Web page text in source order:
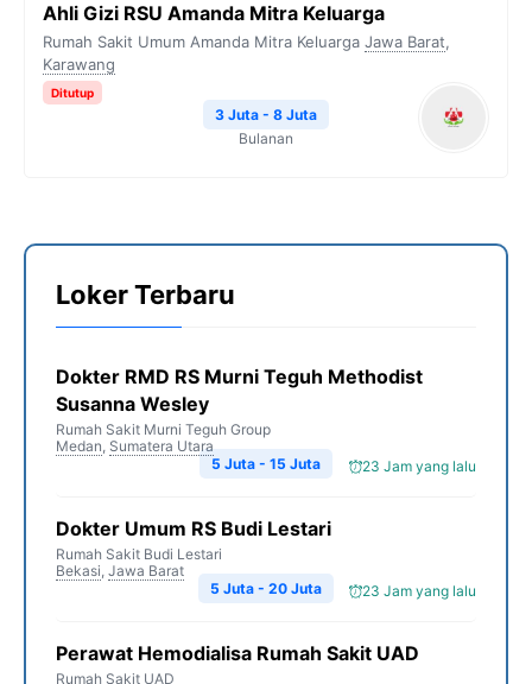
Ahli Gizi RSU Amanda Mitra Keluarga
Rumah Sakit Umum Amanda Mitra Keluarga Jawa Barat,
Karawang
Ditutup
3 Juta - 8 Juta
Bulanan
Loker Terbaru
Dokter RMD RS Murni Teguh Methodist
Susanna Wesley
Rumah Sakit Murni Teguh Group
Medan, Sumatera Utara
23 Jam yang lalu
5 Juta - 15 Juta
Dokter Umum RS Budi Lestari
Rumah Sakit Budi Lestari
Bekasi, Jawa Barat
23 Jam yang lalu
5 Juta - 20 Juta
Perawat Hemodialisa Rumah Sakit UAD
Rumah Sakit UAD